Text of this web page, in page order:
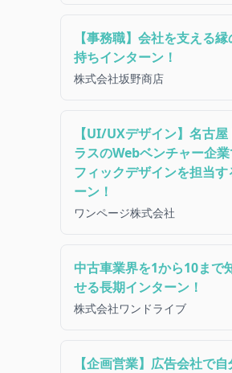
【事務職】会社を支える
持ちインターン！
株式会社坂野商店
【UI/UXデザイン】名古屋
ラスのWebベンチャー企
フィックデザインを担当す
ーン！
ワンページ株式会社
中古車業界を1から10まで
せる長期インターン！
株式会社ワンドライブ
【企画営業】広告会社で